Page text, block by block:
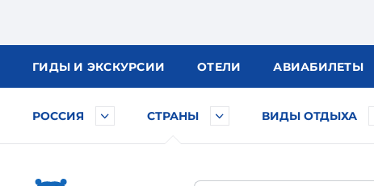
ГИДЫ И ЭКСКУРСИИ ОТЕЛИ АВИАБИЛЕТЫ
РОССИЯ СТРАНЫ ВИДЫ ОТДЫХА